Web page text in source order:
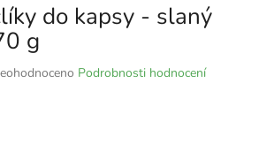
do kapsy - slaný
g
Podrobnosti hodnocení